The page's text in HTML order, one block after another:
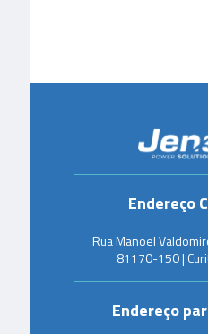
Endereço
Rua Manoel
81170-150 |
Endereço